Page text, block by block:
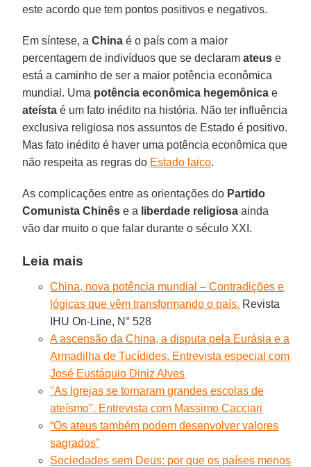
este acordo que tem pontos positivos e negativos.
Em síntese, aChina é o país com a maior
percentagem de indivíduos que se declaramateus e
está a caminho de ser a maior potência econômica
mundial. Uma potência econômica hegemônica e
ateísta é um fato inédito na história. Não ter influência
exclusiva religiosa nos assuntos de Estado é positivo.
Mas fato inédito é haver uma potência econômica que
não respeita as regras do Estado laico.
As complicações entre as orientações do Partido
Comunista Chinês e a liberdade religiosa ainda
vão dar muito o que falar durante o século XXI.
Leia mais
China, nova potência mundial – Contradições e
lógicas que vêm transformando o país. Revista
IHU On-Line, N° 528
A ascensão da China, a disputa pela Eurásia e a
Armadilha de Tucídides. Entrevista especial com
José Eustáquio Diniz Alves
''As Igrejas se tornaram grandes escolas de
ateísmo". Entrevista com Massimo Cacciari
“Os ateus também podem desenvolver valores
sagrados”
Sociedades sem Deus: por que os países menos